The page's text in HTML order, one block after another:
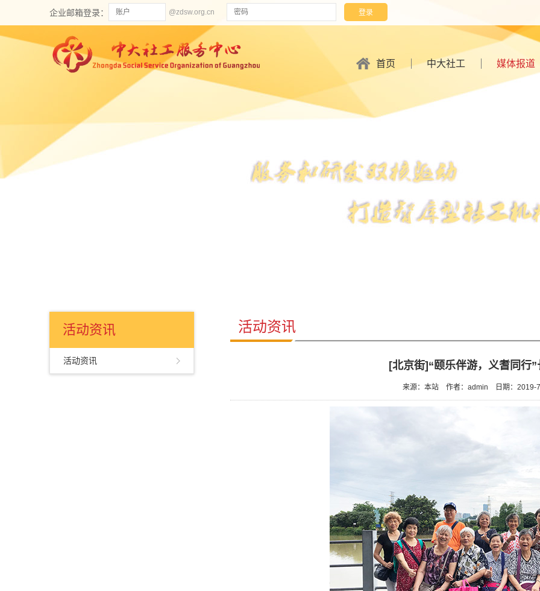
企业邮箱登录： @zdsw.org.cn
首页 中大社工 媒体报道
活动资讯
活动资讯
活动资讯
[北京街]“颐乐伴游，义耆同行
来源：本站 作者：admin 日期：2019-